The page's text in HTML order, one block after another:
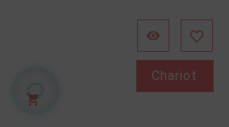
 
Chariot
